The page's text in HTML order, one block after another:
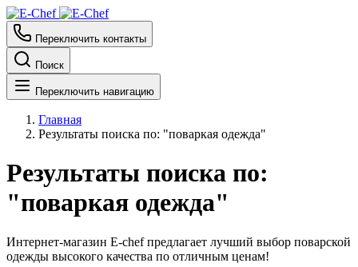
Переключить контакты
Поиск
Переключить навигацию
Главная
Результаты поиска по: "поваркая одежда"
Результаты поиска по:
"поваркая одежда"
Интернет-магазин E-chef предлагает лучший выбор поварской
одежды высокого качества по отличным ценам!